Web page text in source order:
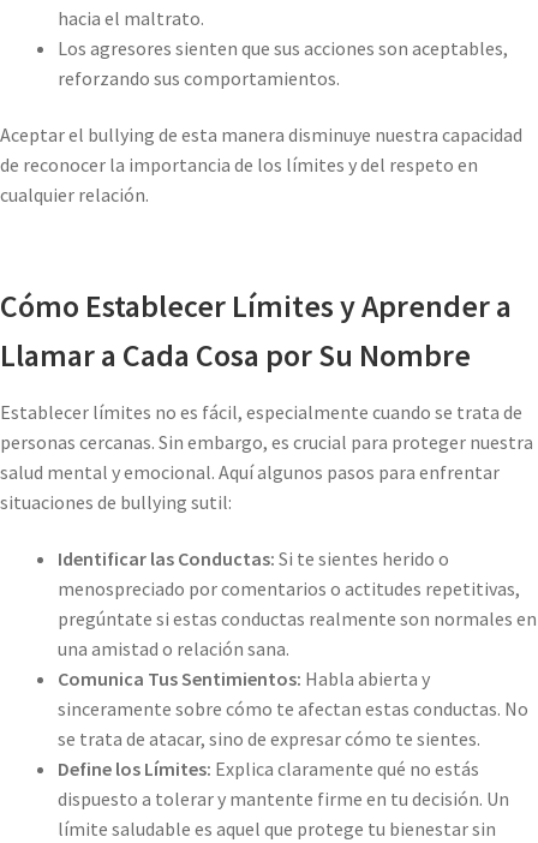
hacia el maltrato.
Los agresores sienten que sus acciones son aceptables,
reforzando sus comportamientos.
Aceptar el bullying de esta manera disminuye nuestra capacidad
de reconocer la importancia de los límites y del respeto en
cualquier relación.
Cómo Establecer Límites y Aprender a
Llamar a Cada Cosa por Su Nombre
Establecer límites no es fácil, especialmente cuando se trata de
personas cercanas. Sin embargo, es crucial para proteger nuestra
salud mental y emocional. Aquí algunos pasos para enfrentar
situaciones de bullying sutil:
Identificar las Conductas: Si te sientes herido o
menospreciado por comentarios o actitudes repetitivas,
pregúntate si estas conductas realmente son normales en
una amistad o relación sana.
Comunica Tus Sentimientos: Habla abierta y
sinceramente sobre cómo te afectan estas conductas. No
se trata de atacar, sino de expresar cómo te sientes.
Define los Límites: Explica claramente qué no estás
dispuesto a tolerar y mantente firme en tu decisión. Un
límite saludable es aquel que protege tu bienestar sin